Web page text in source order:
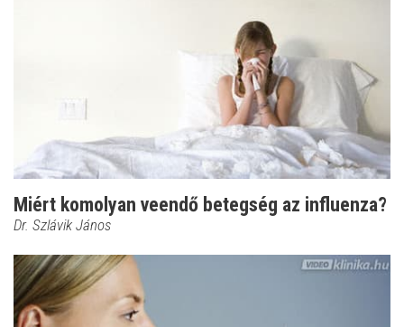
Miért komolyan veendő betegség az influenza?
Dr. Szlávik János